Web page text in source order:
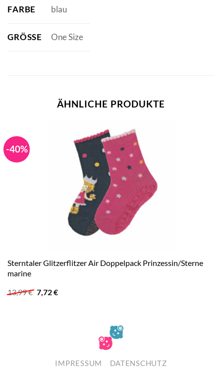
FARBE blau
GRÖSSE One Size
ÄHNLICHE PRODUKTE
-40%
Sterntaler Glitzerflitzer Air Doppelpack Prinzessin/Sterne
marine
13,99€ Ursprünglicher
Preis
7,72€Aktueller
IMPRESSUM DATENSCHUTZ